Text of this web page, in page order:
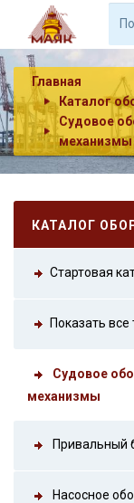
Главная
Каталог
Судовое
механизмы
КАТАЛОГ
Стартовая
Показать все
Судовое
механизмы
Привальный
Насосное